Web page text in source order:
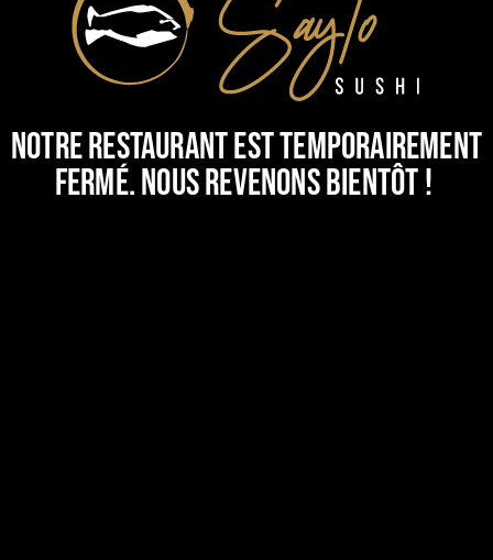
Notre restaurant est temporairement
fermé. Nous revenons bientôt !